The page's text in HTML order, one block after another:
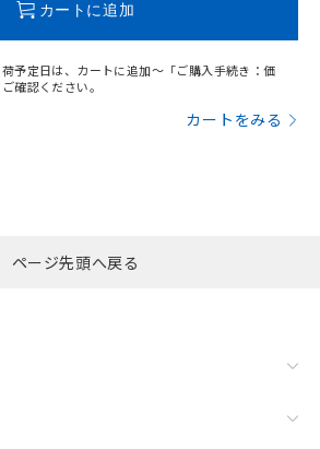
カートに追加
予定日は、カートに追加～「ご購入手続き：価
確認ください。
カートをみる
ページ先頭へ戻る